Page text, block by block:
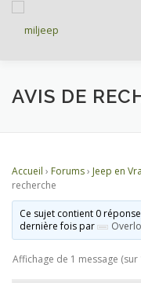
ACCUEIL
DOCUMENTATIONS
CONNEXION
AVIS DE
Accueil › Forums› Jeep en
recherche
Ce sujet contient 0
dernière fois par
Affichage de 1 message (sur